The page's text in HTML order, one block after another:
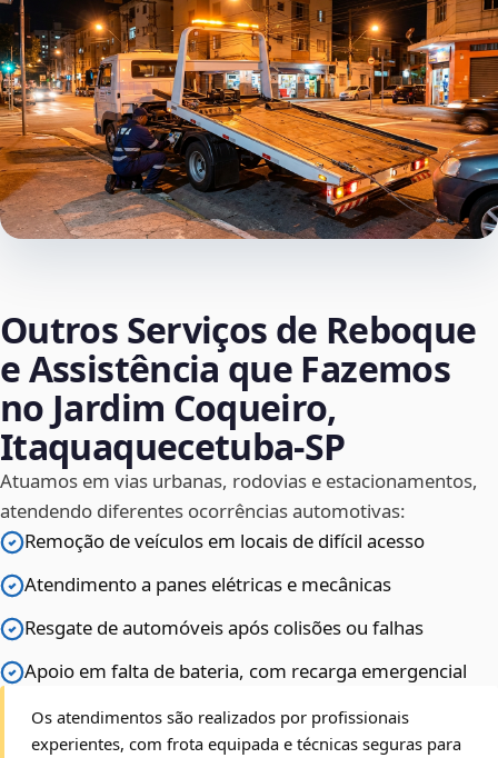
Outros Serviços de Reboque
e Assistência que Fazemos
no Jardim Coqueiro,
Itaquaquecetuba‑SP
Atuamos em vias urbanas, rodovias e estacionamentos,
atendendo diferentes ocorrências automotivas:
Remoção de veículos em locais de difícil acesso
Atendimento a panes elétricas e mecânicas
Resgate de automóveis após colisões ou falhas
Apoio em falta de bateria, com recarga emergencial
Os atendimentos são realizados por profissionais
experientes, com frota equipada e técnicas seguras para